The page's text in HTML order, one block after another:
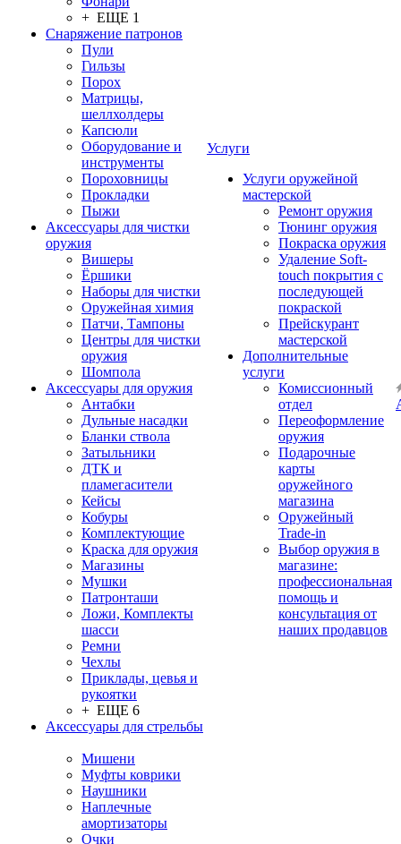
+ ЕЩЕ 1
Снаряжение патронов
Пули
Гильзы
Порох
Матрицы,
шеллхолдеры
Капсюли
Оборудование и
инструменты
Пороховницы
Прокладки
Пыжи
Аксессуары для чистки
оружия
Вишеры
Ёршики
Наборы для чистки
Оружейная химия
Патчи, Тампоны
Центры для чистки
оружия
Шомпола
Аксессуары для оружия
Антабки
Дульные насадки
Бланки ствола
Затыльники
ДТК и
пламегасители
Кейсы
Кобуры
Комплектующие
Краска для оружия
Магазины
Мушки
Патронташи
Ложи, Комплекты
шасси
Ремни
Чехлы
Приклады, цевья и
рукоятки
+ ЕЩЕ 6
Аксессуары для стрельбы
Мишени
Муфты коврики
Наушники
Наплечные
амортизаторы
Очки
Услуги
Услуги оружейной
мастерской
Ремонт оружия
Тюнинг оружия
Покраска оружия
Удаление Soft-
touch покрытия с
последующей
покраской
Прейскурант
мастерской
Дополнительные
услуги
Комиссионный
отдел
Переоформление
оружия
Подарочные
карты
оружейного
магазина
Оружейный
Trade-in
Выбор оружия в
магазине:
профессиональная
помощь и
консультация от
наших продавцов